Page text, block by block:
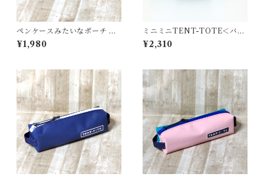
ペンケースみたいなポーチ ＜
K-0664＞
¥1,980
ミニミニTENT-TOTE＜バッ
グチャーム＞K-0515
¥2,310